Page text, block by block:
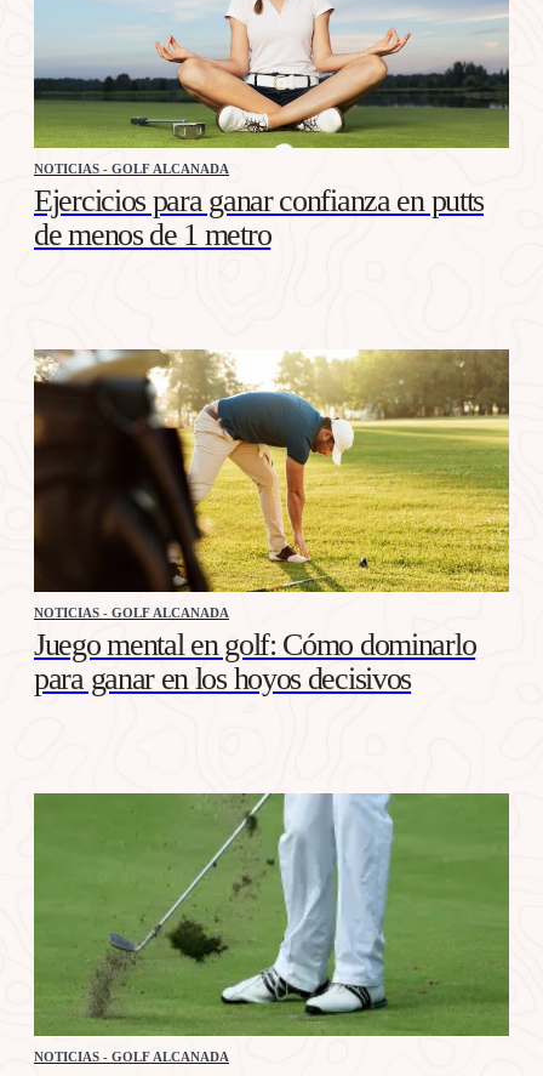
NOTICIAS - GOLF ALCANADA
Ejercicios para ganar confianza en putts
de menos de 1 metro
NOTICIAS - GOLF ALCANADA
Juego mental en golf: Cómo dominarlo
para ganar en los hoyos decisivos
NOTICIAS - GOLF ALCANADA